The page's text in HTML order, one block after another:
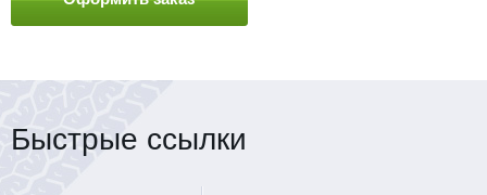
Быстрые ссылки